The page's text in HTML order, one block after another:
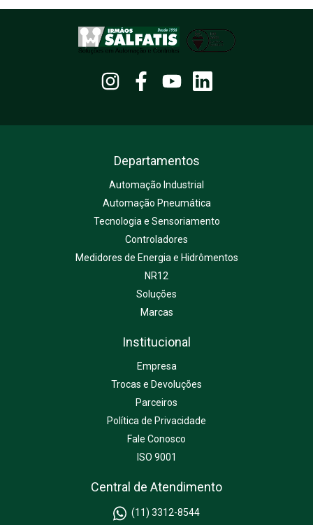
Departamentos
Automação Industrial
Automação Pneumática
Tecnologia e Sensoriamento
Controladores
Medidores de Energia e Hidrômentos
NR12
Soluções
Marcas
Institucional
Empresa
Trocas e Devoluções
Parceiros
Política de Privacidade
Fale Conosco
ISO 9001
Central de Atendimento
(11) 3312-8544